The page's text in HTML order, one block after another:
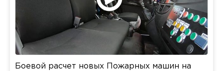
Боевой расчет новых Пожарных машин на